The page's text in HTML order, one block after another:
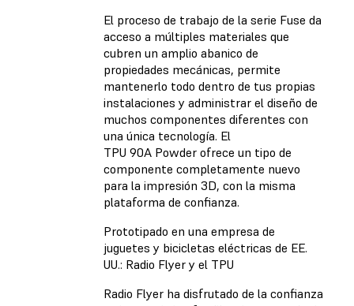
El proceso de trabajo de la serie Fuse da
acceso a múltiples materiales que
cubren un amplio abanico de
propiedades mecánicas, permite
mantenerlo todo dentro de tus propias
instalaciones y administrar el diseño de
muchos componentes diferentes con
una única tecnología. El
TPU 90A Powder ofrece un tipo de
componente completamente nuevo
para la impresión 3D, con la misma
plataforma de confianza.
Prototipado en una empresa de
juguetes y bicicletas eléctricas de EE.
UU.: Radio Flyer y el TPU
Radio Flyer ha disfrutado de la confianza